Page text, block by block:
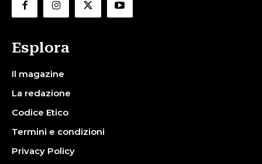
Esplora
Il magazine
La redazione
Codice Etico
Termini e condizioni
Privacy Policy